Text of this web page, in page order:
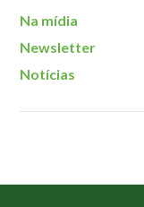
Na mídia
Newsletter
Notícias